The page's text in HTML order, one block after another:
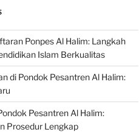
Ponpes Al Halim: Langkah
Islam Berkualitas
di Pondok Pesantren Al Halim:
Pesantren Al Halim:
Prosedur Lengkap